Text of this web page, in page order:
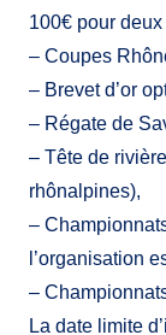
100€ pour deux
– Coupes
– Brevet d’or
– Régate de
– Tête de
rhônalpines),
–
l’organisation
–
La date limite